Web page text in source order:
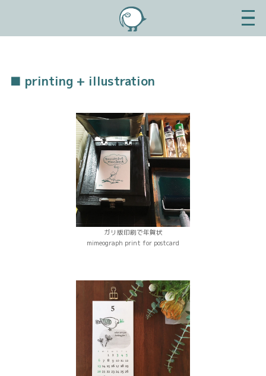
■ printing + illustration
ガリ版印刷で年賀状
mimeograph print for postcard